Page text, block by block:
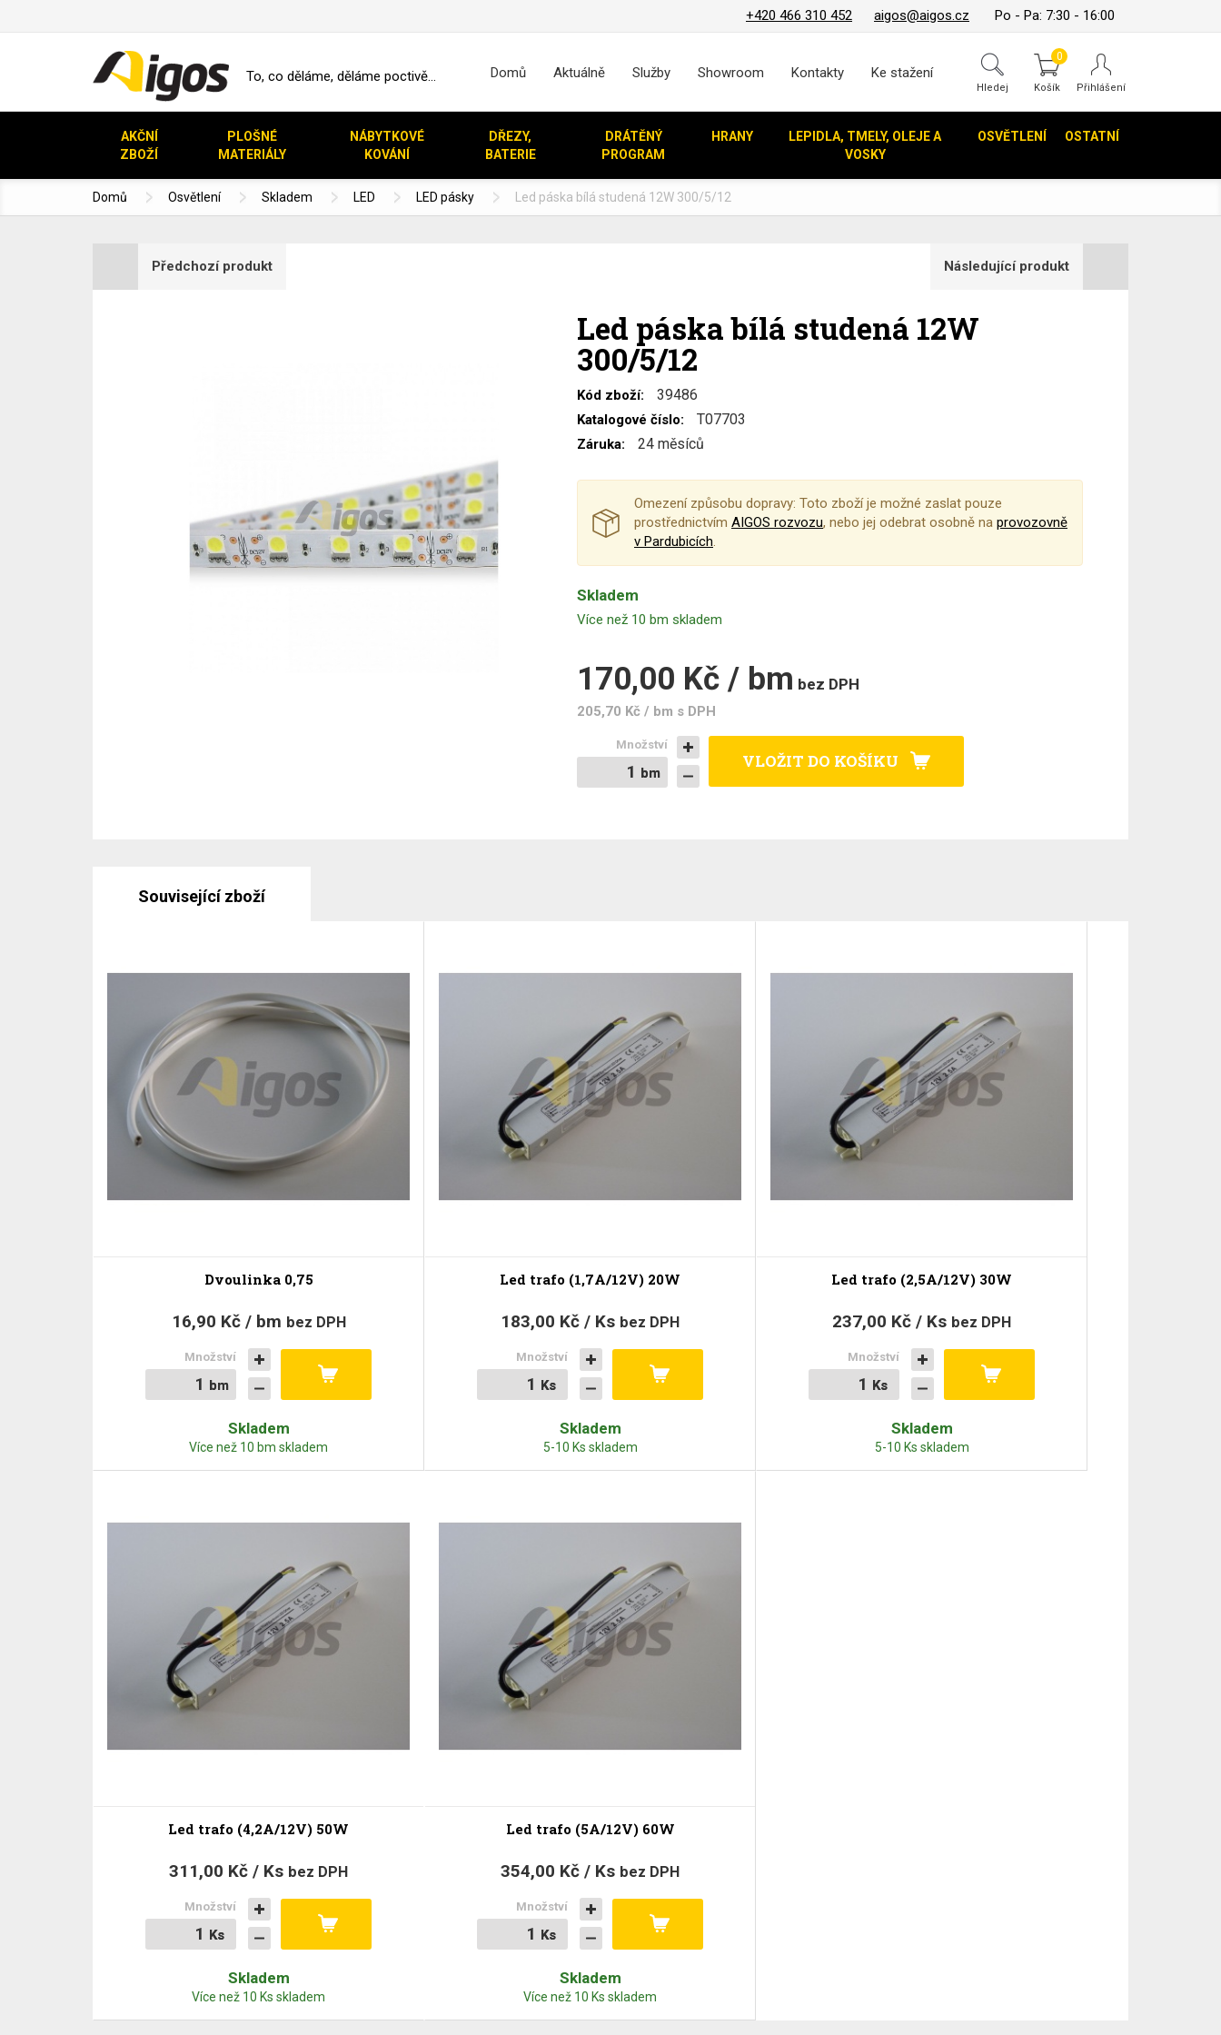
+420 466 310 452 aigos@aigos.cz Po - Pa: 7:30 - 16:00
To, co děláme, děláme poctivě...
0
Hledej
Domů Aktuálně Služby Showroom Kontakty Ke stažení
AKČNÍ
ZBOŽÍ
PLOŠNÉ
MATERIÁLY
NÁBYTKOVÉ
KOVÁNÍ
DŘEZY,
BATERIE
DRÁTĚNÝ
PROGRAM
HRANY
LEPIDLA, TMELY, OLEJE A
VOSKY
OSVĚTLENÍ OSTATNÍ
Domů Osvětlení Skladem LED LED pásky Led páska bílá studená 12W 300/5/12
Předchozí produkt Následující produkt
Led páska bílá studená 12W
300/5/12
Kód zboží: 39486
Katalogové číslo: T07703
Záruka: 24 měsíců
Omezení způsobu dopravy: Toto zboží je možné zaslat pouze
prostřednictvím AIGOS rozvozu, nebo jej odebrat osobně na provozovně
v Pardubicích.
Skladem
Více než 10 bm skladem
170,00 Kč / bm bez DPH
205,70 Kč / bm s DPH
bm
bm
Množství
VLOŽIT DO KOŠÍKU
Související zboží
Dvoulinka 0,75
16,90 Kč / bm bez DPH
bm
bm
Množství
Skladem
Více než 10 bm skladem
Led trafo (1,7A/12V) 20W
183,00 Kč / Ks bez DPH
Ks
Ks
Množství
Skladem
5-10 Ks skladem
Led trafo (2,5A/12V) 30W
237,00 Kč / Ks bez DPH
Ks
Ks
Množství
Skladem
5-10 Ks skladem
Led trafo (4,2A/12V) 50W
311,00 Kč / Ks bez DPH
Ks
Ks
Množství
Skladem
Více než 10 Ks skladem
Led trafo (5A/12V) 60W
354,00 Kč / Ks bez DPH
Ks
Ks
Množství
Skladem
Více než 10 Ks skladem